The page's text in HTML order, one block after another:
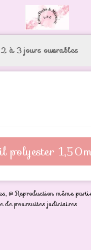
polyester
@ Reproduction même
de poursuites judiciaires